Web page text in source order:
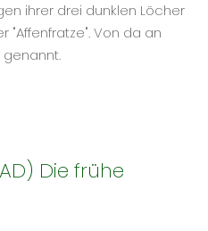
ihrer drei dunklen Löcher
"Affenfratze". Von da an
genannt.
Die frühe